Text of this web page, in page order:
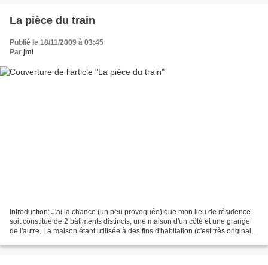
La pièce du train
Publié le 18/11/2009 à 03:45
Par jml
Introduction: J'ai la chance (un peu provoquée) que mon lieu de résidence
soit constitué de 2 bâtiments distincts, une maison d'un côté et une grange
de l'autre. La maison étant utilisée à des fins d'habitation (c'est très original,